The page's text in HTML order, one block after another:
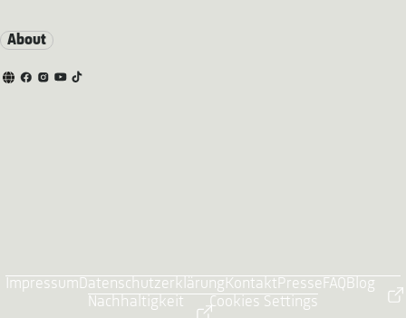
About
ImpressumDatenschutzerklärungKontaktPresse FAQBlog
Nachhaltigkeit
Cookies Settings